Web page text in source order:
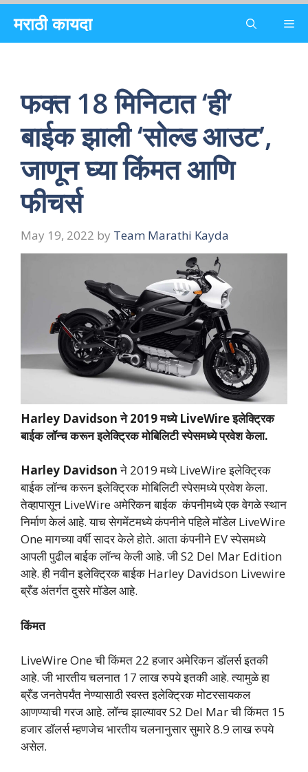
content
मराठी कायदा
फक्त 18 मिनिटात ‘ही’
बाईक झाली ‘सोल्ड आउट’,
जाणून घ्या किंमत आणि
फीचर्स
May 19, 2022 by Team Marathi Kayda
Harley Davidson ने 2019 मध्ये LiveWire इलेक्ट्रिक
बाईक लॉन्च करून इलेक्ट्रिक मोबिलिटी स्पेसमध्ये प्रवेश केला.
Harley Davidsonने 2019 मध्ये LiveWire इलेक्ट्रिक
बाईक लॉन्च करून इलेक्ट्रिक मोबिलिटी स्पेसमध्ये प्रवेश केला.
तेव्हापासून LiveWire अमेरिकन बाईक कंपनीमध्ये एक वेगळे स्थान
निर्माण केलं आहे. याच सेगमेंटमध्ये कंपनीने पहिले मॉडेल LiveWire
One मागच्या वर्षी सादर केले होते. आता कंपनीने EV स्पेसमध्ये
आपली पुढील बाईक लॉन्च केली आहे. जी S2 Del Mar Edition
आहे. ही नवीन इलेक्ट्रिक बाईक Harley Davidson Livewire
ब्रँड अंतर्गत दुसरे मॉडेल आहे.
किंमत
LiveWire One ची किंमत 22 हजार अमेरिकन डॉलर्स इतकी
आहे. जी भारतीय चलनात 17 लाख रुपये इतकी आहे. त्यामुळे हा
ब्रँड जनतेपर्यंत नेण्यासाठी स्वस्त इलेक्ट्रिक मोटरसायकल
आणण्याची गरज आहे. लॉन्च झाल्यावर S2 Del Mar ची किंमत 15
हजार डॉलर्स म्हणजेच भारतीय चलनानुसार सुमारे 8.9 लाख रुपये
असेल.